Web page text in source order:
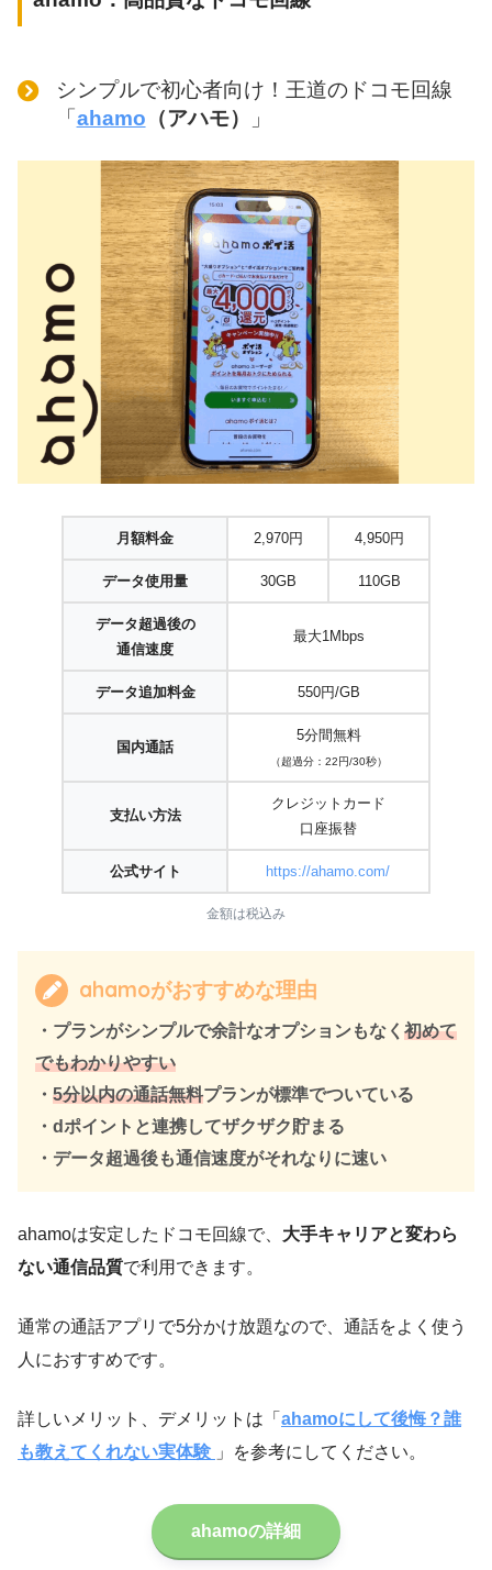
シンプルで初心者向け！王道のドコモ回線
「 ahamo （アハモ） 」
月額料金 2,970円 4,950円
データ使用量 30GB 110GB
データ超過後の
通信速度
最大1Mbps
データ追加料金 550円/GB
国内通話
5分間無料
（超過分：22円/30秒）
支払い方法
クレジットカード
口座振替
公式サイト https://ahamo.com/
金額は税込み
ahamoがおすすめな理由
・プランがシンプルで余計なオプションもなく 初めて
でもわかりやすい
・ 5分以内の通話無料プランが標準でついている
・dポイントと連携してザクザク貯まる
・データ超過後も通信速度がそれなりに速い
ahamoは安定したドコモ回線で、 大手キャリアと変わら
ない通信品質で利用できます。
通常の通話アプリで5分かけ放題なので、通話をよく使う
人におすすめです。
詳しいメリット、デメリットは「 ahamoにして後悔？誰
も教えてくれない実体験 」を参考にしてください。
ahamoの詳細